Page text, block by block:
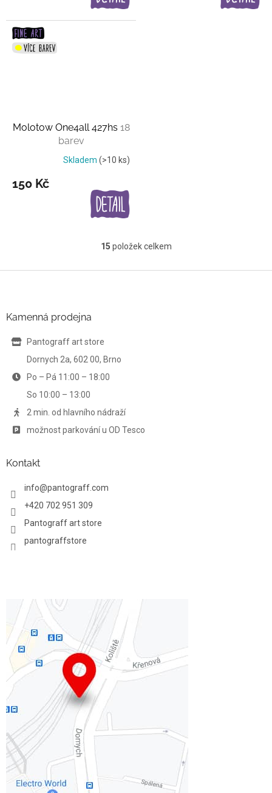
Molotow One4all 427hs 18
barev
Skladem (>10 ks)
150 Kč
O
l
p
i
15 položek celkem
Kamenná prodejna
Pantograff art store
Dornych 2a, 602 00, Brno
Po – Pá 11:00 – 18:00
So 10:00 – 13:00
2 min. od hlavního nádraží
možnost parkování u OD Tesco
Kontakt
info@pantograff.com
+420 702 951 309
Pantograff art store
pantograffstore